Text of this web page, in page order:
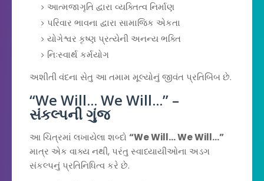
આત્મજાગૃતિ દ્વારા વ્યક્તિત્વ નિર્માણ
પરિવાર ભાવના દ્વારા સામાજિક એકતા
યોગેશ્વર કૃષ્ણ પ્રત્યેની અનન્ય ભક્તિ
નિઃસ્વાર્થ કર્મયોગ
અશીતી વંદના સેતુ આ તમામ મૂલ્યોનું જીવંત પ્રતિબિંબ છે.
“We Will... We Will...” –
સંકલ્પની ગુંજ
આ ચિત્રમાં લખાયેલા શબ્દો “We Will... We Will...”
માત્ર એક વાક્ય નથી, પરંતુ સ્વાધ્યાયીઓના અડગ
સંકલ્પનું પ્રતિનિધિત્વ કરે છે.